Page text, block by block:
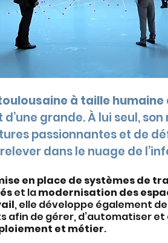
à taille humaine
grande. À lui seul, son
passionnantes et de
dans le nuage de
en place de systèmes de
et la modernisation des
, elle développe également
afin de gérer, d’automatiser
et métier.